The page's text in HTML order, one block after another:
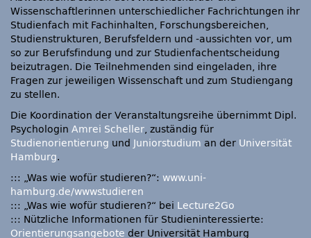
Wissenschaftlerinnen unterschiedlicher Fachrichtungen ihr
Studienfach mit Fachinhalten, Forschungsbereichen,
Studienstrukturen, Berufsfeldern und -aussichten vor, um
so zur Berufsfindung und zur Studienfachentscheidung
beizutragen. Die Teilnehmenden sind eingeladen, ihre
Fragen zur jeweiligen Wissenschaft und zum Studiengang
zu stellen.
Die Koordination der Veranstaltungsreihe übernimmt Dipl.
Psychologin Amrei Scheller, zuständig für
Studienorientierung und Juniorstudium an der Universität
Hamburg.
::: „Was wie wofür studieren?“: www.uni-
hamburg.de/wwwstudieren
::: „Was wie wofür studieren?“ bei Lecture2Go
::: Nützliche Informationen für Studieninteressierte:
Orientierungsangebote der Universität Hamburg